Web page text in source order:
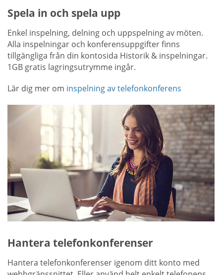
Spela in och spela upp
Enkel inspelning, delning och uppspelning av möten.
Alla inspelningar och konferensuppgifter finns
tillgängliga från din kontosida Historik & inspelningar.
1GB gratis lagringsutrymme ingår.
Lär dig mer om inspelning av telefonkonferens
Hantera telefonkonferenser
Hantera telefonkonferenser igenom ditt konto med